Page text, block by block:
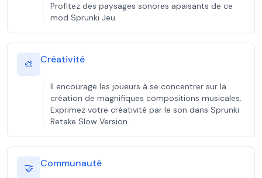
Profitez des paysages sonores apaisants de ce
mod Sprunki Jeu.
🎨 Créativité
Il encourage les joueurs à se concentrer sur la
création de magnifiques compositions musicales.
Exprimez votre créativité par le son dans Sprunki
Retake Slow Version.
🤝 Communauté